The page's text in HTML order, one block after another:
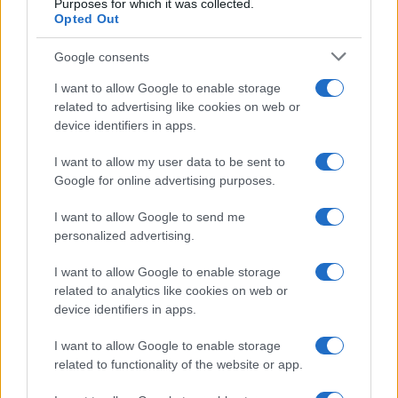
Purposes for which it was collected.
Opted Out
Google consents
I want to allow Google to enable storage
related to advertising like cookies on web or
device identifiers in apps.
I want to allow my user data to be sent to
Google for online advertising purposes.
I want to allow Google to send me
personalized advertising.
I want to allow Google to enable storage
related to analytics like cookies on web or
device identifiers in apps.
I want to allow Google to enable storage
related to functionality of the website or app.
settore sa che semplificare la logistica familiare
stress organizzativo e aumentano la soddisfazione
degli ospiti. Dal punto di vista regolamentare, le
sicurezza dei bambini e alla due diligence sui
maggiore integrazione di servizi family-friendly.
, che
consente l’uso gratuito degli impianti di risalita e
l’accesso a numerose attrazioni locali. La
facilita l’esplorazione dell’area senza
costi aggiuntivi e semplifica la logistica delle